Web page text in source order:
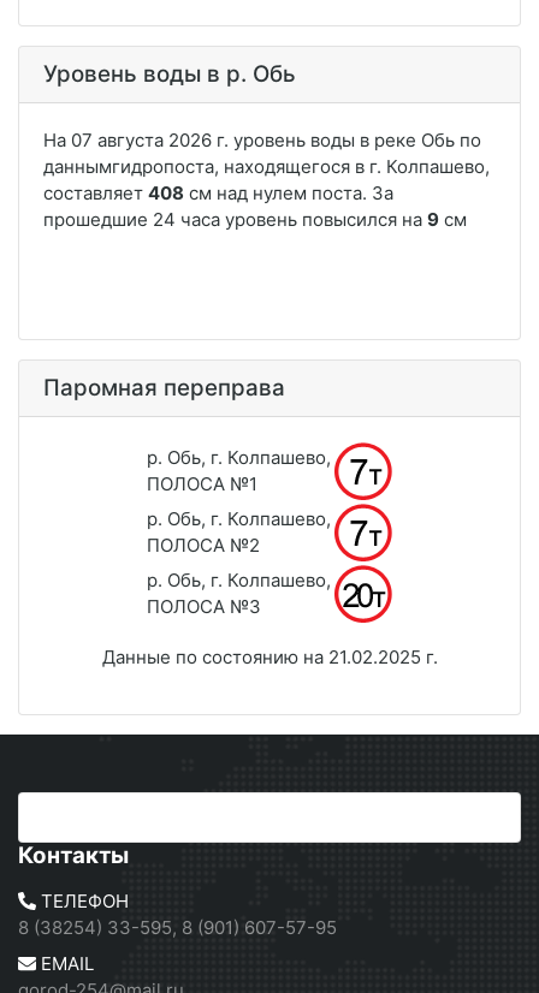
Уровень воды в р. Обь
Паромная переправа
р. Обь, г. Колпашево,
ПОЛОСА №1
р. Обь, г. Колпашево,
ПОЛОСА №2
р. Обь, г. Колпашево,
ПОЛОСА №3
Данные по состоянию на 21.02.2025 г.
Контакты
ТЕЛЕФОН
8 (38254) 33-595, 8 (901) 607-57-95
EMAIL